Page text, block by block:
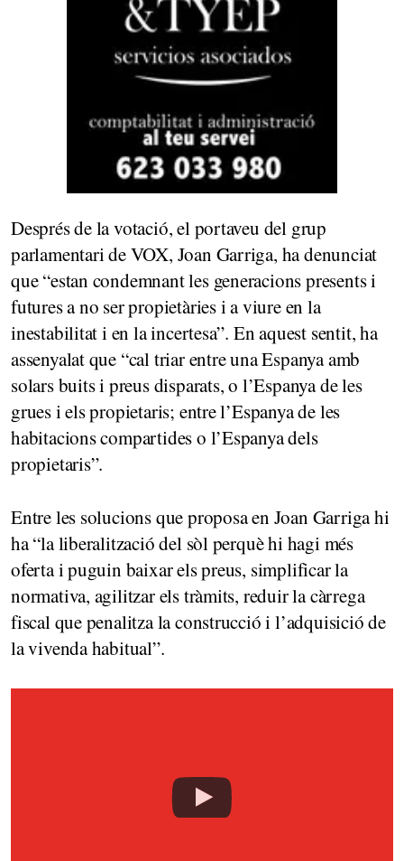
Després de la votació, el portaveu del grup
parlamentari de VOX, Joan Garriga, ha denunciat
que “estan condemnant les generacions presents i
futures a no ser propietàries i a viure en la
inestabilitat i en la incertesa”. En aquest sentit, ha
assenyalat que “cal triar entre una Espanya amb
solars buits i preus disparats, o l’Espanya de les
grues i els propietaris; entre l’Espanya de les
habitacions compartides o l’Espanya dels
propietaris”.
Entre les solucions que proposa en Joan Garriga hi
ha “la liberalització del sòl perquè hi hagi més
oferta i puguin baixar els preus, simplificar la
normativa, agilitzar els tràmits, reduir la càrrega
fiscal que penalitza la construcció i l’adquisició de
la vivenda habitual”.